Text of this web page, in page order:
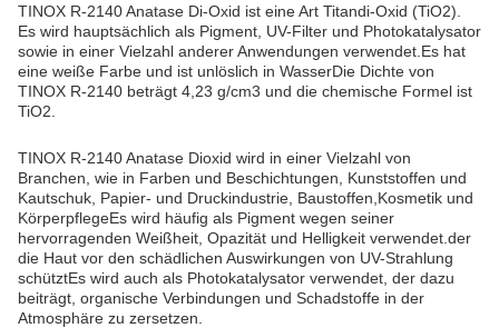
TINOX R-2140 Anatase Di-Oxid ist eine Art Titandi-Oxid (TiO2).
Es wird hauptsächlich als Pigment, UV-Filter und Photokatalysator
sowie in einer Vielzahl anderer Anwendungen verwendet.Es hat
eine weiße Farbe und ist unlöslich in WasserDie Dichte von
TINOX R-2140 beträgt 4,23 g/cm3 und die chemische Formel ist
TiO2.
TINOX R-2140 Anatase Dioxid wird in einer Vielzahl von
Branchen, wie in Farben und Beschichtungen, Kunststoffen und
Kautschuk, Papier- und Druckindustrie, Baustoffen,Kosmetik und
KörperpflegeEs wird häufig als Pigment wegen seiner
hervorragenden Weißheit, Opazität und Helligkeit verwendet.der
die Haut vor den schädlichen Auswirkungen von UV-Strahlung
schütztEs wird auch als Photokatalysator verwendet, der dazu
beiträgt, organische Verbindungen und Schadstoffe in der
Atmosphäre zu zersetzen.